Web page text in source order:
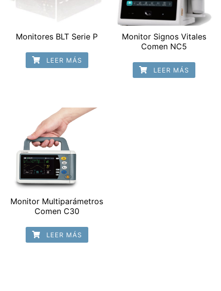
Monitores BLT Serie P
LEER MÁS
Monitor Signos Vitales
Comen NC5
LEER MÁS
Monitor Multiparámetros
Comen C30
LEER MÁS